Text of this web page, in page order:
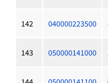
142 040000223500
143 050000141000